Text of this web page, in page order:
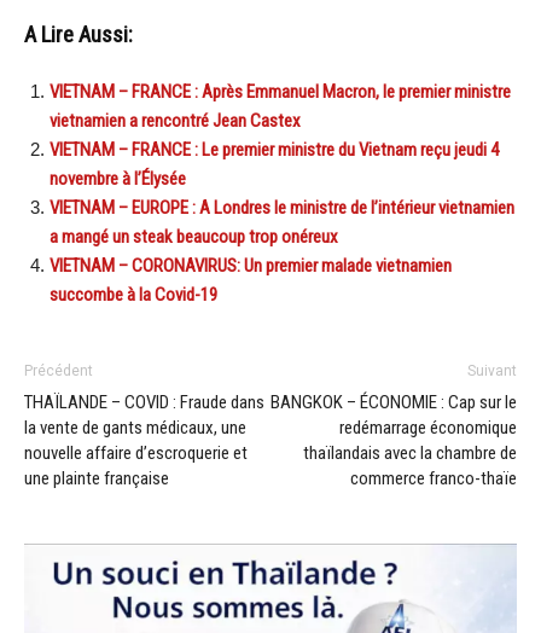
A Lire Aussi:
VIETNAM – FRANCE : Après Emmanuel Macron, le premier ministre
vietnamien a rencontré Jean Castex
VIETNAM – FRANCE : Le premier ministre du Vietnam reçu jeudi 4
novembre à l’Élysée
VIETNAM – EUROPE : A Londres le ministre de l’intérieur vietnamien
a mangé un steak beaucoup trop onéreux
VIETNAM – CORONAVIRUS: Un premier malade vietnamien
succombe à la Covid-19
Précédent
THAÏLANDE – COVID : Fraude dans
la vente de gants médicaux, une
nouvelle affaire d’escroquerie et
une plainte française
Suivant
BANGKOK – ÉCONOMIE : Cap sur le
redémarrage économique
thaïlandais avec la chambre de
commerce franco-thaïe